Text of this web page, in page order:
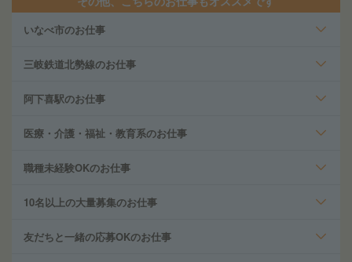
いなべ市のお仕事
三岐鉄道北勢線のお仕事
阿下喜駅のお仕事
医療・介護・福祉・教育系のお仕事
職種未経験OKのお仕事
10名以上の大量募集のお仕事
友だちと一緒の応募OKのお仕事